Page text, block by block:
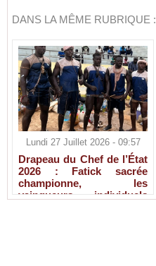
DANS LA MÊME RUBRIQUE :
Lundi 27 Juillet 2026 - 09:57
Drapeau du Chef de l’État
2026 : Fatick sacrée
championne, les
vainqueurs individuels